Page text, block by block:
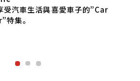
全長 3.4 公尺、可乘坐 4 人，